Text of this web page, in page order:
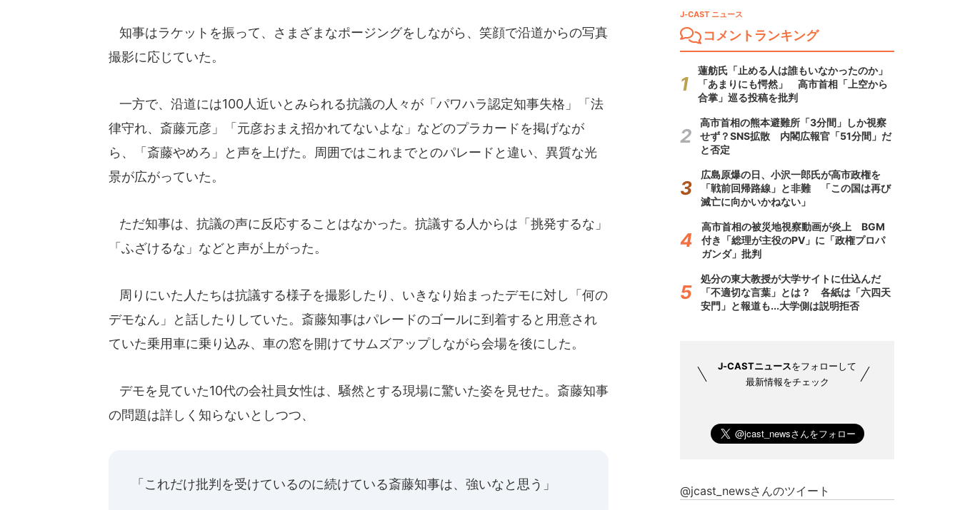
知事はラケットを振って、さまざまなポージングをしながら、笑顔で沿道からの写真
撮影に応じていた。
一方で、沿道には100人近いとみられる抗議の人々が「パワハラ認定知事失格」「法
律守れ、斎藤元彦」「元彦おまえ招かれてないよな」などのプラカードを掲げなが
ら、「斎藤やめろ」と声を上げた。周囲ではこれまでとのパレードと違い、異質な光
景が広がっていた。
ただ知事は、抗議の声に反応することはなかった。抗議する人からは「挑発するな」
「ふざけるな」などと声が上がった。
周りにいた人たちは抗議する様子を撮影したり、いきなり始まったデモに対し「何の
デモなん」と話したりしていた。斎藤知事はパレードのゴールに到着すると用意され
ていた乗用車に乗り込み、車の窓を開けてサムズアップしながら会場を後にした。
デモを見ていた10代の会社員女性は、騒然とする現場に驚いた姿を見せた。斎藤知事
の問題は詳しく知らないとしつつ、
「これだけ批判を受けているのに続けている斎藤知事は、強いなと思う」
J-CAST ニュース
コメントランキング
蓮舫氏「止める人は誰もいなかったのか」
「あまりにも愕然」 高市首相「上空から
合掌」巡る投稿を批判
高市首相の熊本避難所「3分間」しか視察
せず？SNS拡散 内閣広報官「51分間」だ
と否定
広島原爆の日、小沢一郎氏が高市政権を
「戦前回帰路線」と非難 「この国は再び
滅亡に向かいかねない」
高市首相の被災地視察動画が炎上 BGM
付き「総理が主役のPV」に「政権プロパ
ガンダ」批判
処分の東大教授が大学サイトに仕込んだ
「不適切な言葉」とは？ 各紙は「六四天
安門」と報道も...大学側は説明拒否
J-CASTニュースをフォローして
最新情報をチェック
@jcast_newsさんのツイート